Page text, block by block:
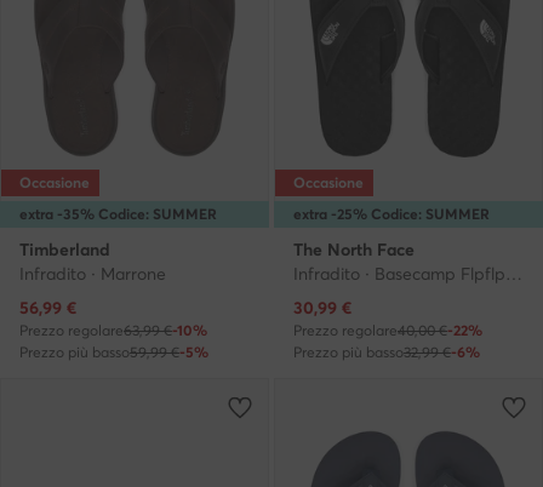
extra -35% Codice: SUMMER
Occasione
Timberland
Infradito · Marrone
Prezzo attuale
56,99 €
Prezzo regolare63,99 €-10%
Prezzo più basso59,99 €-5%
extra -25% Codice: SUMMER
Occasione
The North Face
Prezzo attuale
30,99 €
Prezzo regolare40,00 €-22%
Prezzo più basso32,99 €-6%